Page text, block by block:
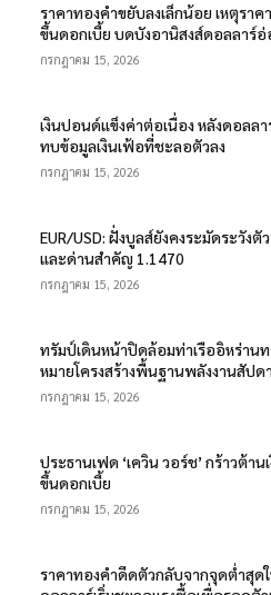
ราคาทองคำขยับลงเล็กน้อย เหตุรา
ขึ้นดอกเบี้ย บดบังอานิสงส์ดอลลาร์
กรกฎาคม 15, 2026
เงินปอนด์แข็งค่าต่อเนื่อง หลังดอลล
ทบข้อมูลเงินเฟ้อที่ชะลอตัวลง
กรกฎาคม 15, 2026
EUR/USD: ฝั่งบูลส์ยังคงระมัดระวัง
และด่านสำคัญ 1.1470
กรกฎาคม 15, 2026
ทรัมป์เดินหน้าปิดล้อมท่าเรืออิหร่านท
หมายโครงสร้างพื้นฐานพลังงานสัปด
กรกฎาคม 15, 2026
ประธานเฟด ‘เควิน วอร์ช’ กร้าวต้า
ขึ้นดอกเบี้ย
กรกฎาคม 15, 2026
ราคาทองคำดีดตัวกลับจากจุดต่ำสุด